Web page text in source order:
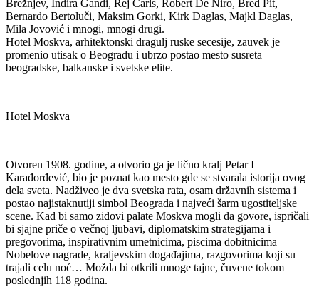
Brežnjev, Indira Gandi, Rej Čarls, Robert De Niro, Bred Pit,
Bernardo Bertoluči, Maksim Gorki, Kirk Daglas, Majkl Daglas,
Mila Jovović i mnogi, mnogi drugi.
Hotel Moskva, arhitektonski dragulj ruske secesije, zauvek je
promenio utisak o Beogradu i ubrzo postao mesto susreta
beogradske, balkanske i svetske elite.
Hotel Moskva
Otvoren 1908. godine, a otvorio ga je lično kralj Petar I
Karađorđević, bio je poznat kao mesto gde se stvarala istorija ovog
dela sveta. Nadživeo je dva svetska rata, osam državnih sistema i
postao najistaknutiji simbol Beograda i najveći šarm ugostiteljske
scene. Kad bi samo zidovi palate Moskva mogli da govore, ispričali
bi sjajne priče o večnoj ljubavi, diplomatskim strategijama i
pregovorima, inspirativnim umetnicima, piscima dobitnicima
Nobelove nagrade, kraljevskim događajima, razgovorima koji su
trajali celu noć… Možda bi otkrili mnoge tajne, čuvene tokom
poslednjih 118 godina.